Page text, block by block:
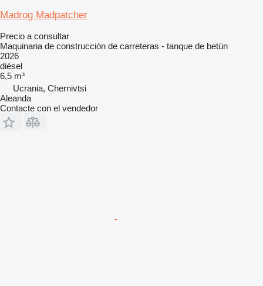
Madrog Madpatcher
Precio a consultar
Maquinaria de construcción de carreteras - tanque de betún
2026
diésel
6,5 m³
Ucrania, Chernivtsi
Aleanda
Contacte con el vendedor